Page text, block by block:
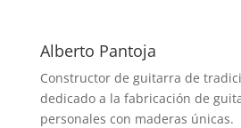
Alberto Pantoja
Constructor de guitarra de
dedicado a la fabricación de
personales con maderas únicas.